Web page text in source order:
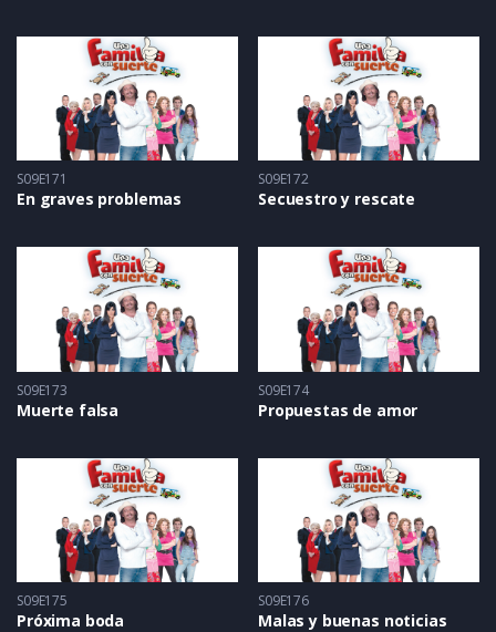
S09E171
En graves problemas
S09E172
Secuestro y rescate
S09E173
Muerte falsa
S09E174
Propuestas de amor
S09E175
Próxima boda
S09E176
Malas y buenas noticias